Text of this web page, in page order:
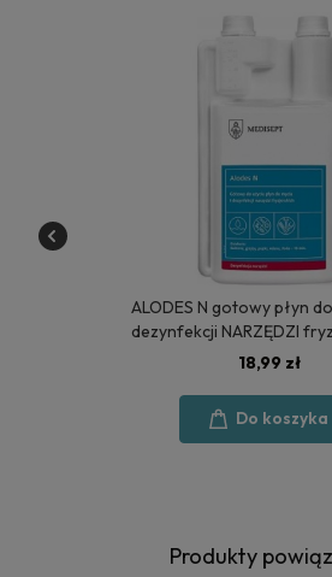
ALODES N gotowy płyn do
dezynfekcji NARZĘDZI
litr - MEDISEPT18,99 zł
Do koszyka
Produkty